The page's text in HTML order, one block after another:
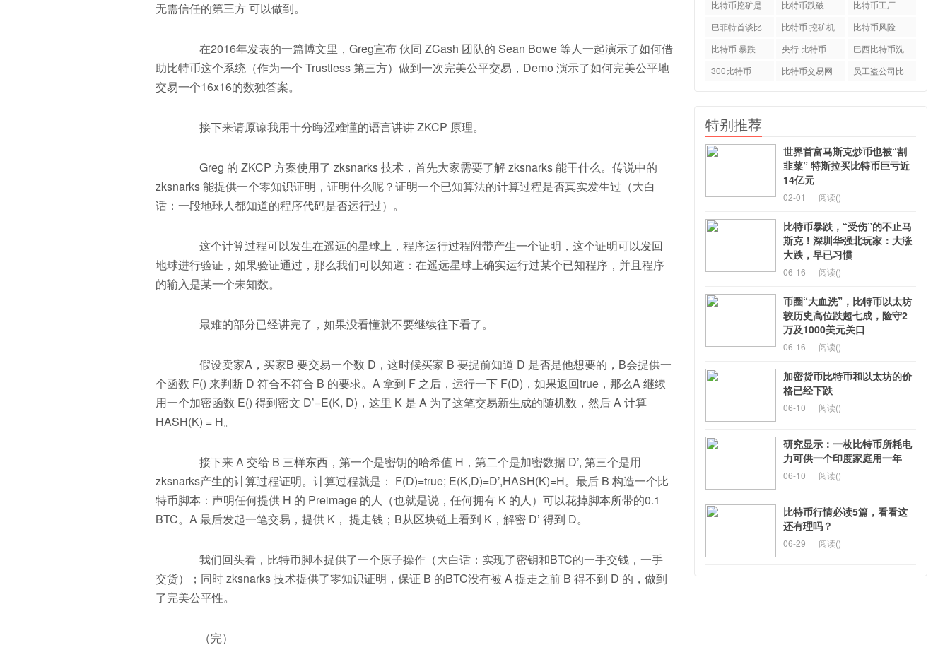
无需信任的第三方 可以做到。
在2016年发表的一篇博文里，Greg宣布 伙同 ZCash 团队的 Sean Bowe 等人一起演示了如何借
助比特币这个系统（作为一个 Trustless 第三方）做到一次完美公平交易，Demo 演示了如何完美公平地
交易一个16x16的数独答案。
接下来请原谅我用十分晦涩难懂的语言讲讲 ZKCP 原理。
Greg 的 ZKCP 方案使用了 zksnarks 技术，首先大家需要了解 zksnarks 能干什么。传说中的
zksnarks 能提供一个零知识证明，证明什么呢？证明一个已知算法的计算过程是否真实发生过（大白
话：一段地球人都知道的程序代码是否运行过）。
这个计算过程可以发生在遥远的星球上，程序运行过程附带产生一个证明，这个证明可以发回
地球进行验证，如果验证通过，那么我们可以知道：在遥远星球上确实运行过某个已知程序，并且程序
的输入是某一个未知数。
最难的部分已经讲完了，如果没看懂就不要继续往下看了。
假设卖家A，买家B 要交易一个数 D，这时候买家 B 要提前知道 D 是否是他想要的，B会提供一
个函数 F() 来判断 D 符合不符合 B 的要求。A 拿到 F 之后，运行一下 F(D)，如果返回true，那么A 继续
用一个加密函数 E() 得到密文 D’=E(K, D)，这里 K 是 A 为了这笔交易新生成的随机数，然后 A 计算
HASH(K) = H。
接下来 A 交给 B 三样东西，第一个是密钥的哈希值 H，第二个是加密数据 D’, 第三个是用
zksnarks产生的计算过程证明。计算过程就是： F(D)=true; E(K,D)=D’,HASH(K)=H。最后 B 构造一个比
特币脚本：声明任何提供 H 的 Preimage 的人（也就是说，任何拥有 K 的人）可以花掉脚本所带的0.1
BTC。A 最后发起一笔交易，提供 K， 提走钱；B从区块链上看到 K，解密 D’ 得到 D。
我们回头看，比特币脚本提供了一个原子操作（大白话：实现了密钥和BTC的一手交钱，一手
交货）；同时 zksnarks 技术提供了零知识证明，保证 B 的BTC没有被 A 提走之前 B 得不到 D 的，做到
了完美公平性。
（完）
台
配置
倍
比特币挖矿是
什么
比特币跌破
比特币工厂
巴菲特首谈比
特币
比特币 挖矿机
比特币风险
比特币 暴跌
央行 比特币
巴西比特币洗
钱案
300比特币
比特币交易网
员工盗公司比
特别推荐
世界首富马斯克炒币也被“割
韭菜” 特斯拉买比特币巨亏近
14亿元
02-01 阅读()
比特币暴跌，“受伤”的不止马
斯克！深圳华强北玩家：大涨
大跌，早已习惯
06-16 阅读()
币圈“大血洗”，比特币以太坊
较历史高位跌超七成，险守2
万及1000美元关口
06-16 阅读()
加密货币比特币和以太坊的价
格已经下跌
06-10 阅读()
研究显示：一枚比特币所耗电
力可供一个印度家庭用一年
06-10 阅读()
比特币行情必读5篇，看看这
还有理吗？
06-29 阅读()